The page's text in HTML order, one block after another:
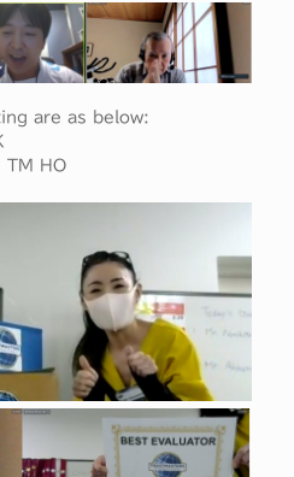
are as below:
TM HO